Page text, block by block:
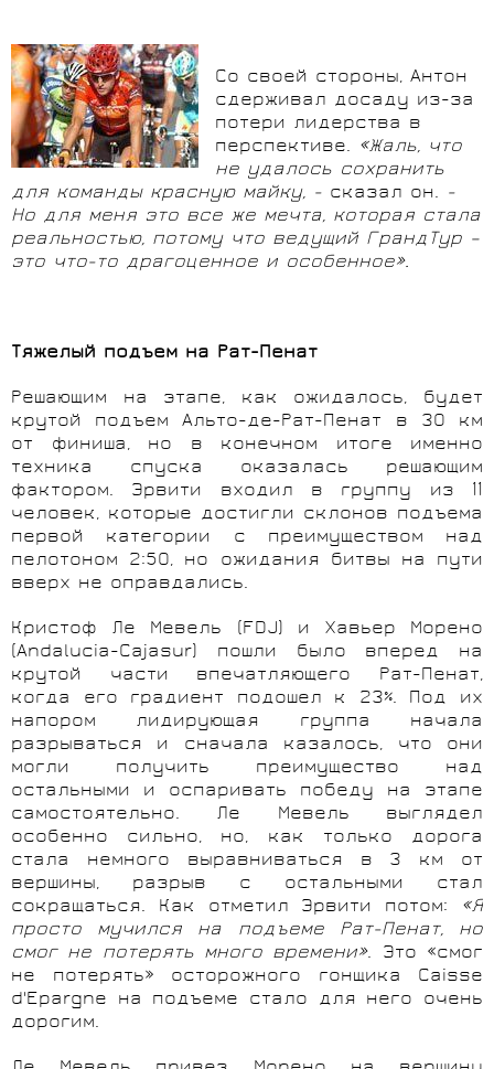
Со своей стороны, Антон
сдерживал досаду из-за
потери лидерства в
перспективе. «Жаль, что
не удалось сохранить
для команды красную майку, - сказал он. -
Но для меня это все же мечта, которая стала
реальностью, потому что ведущий ГрандТур –
это что-то драгоценное и особенное».
Тяжелый подъем на Рат-Пенат
Решающим на этапе, как ожидалось, будет
крутой подъем Альто-де-Рат-Пенат в 30 км
от финиша, но в конечном итоге именно
техника спуска оказалась решающим
фактором. Эрвити входил в группу из 11
человек, которые достигли склонов подъема
первой категории с преимуществом над
пелотоном 2:50, но ожидания битвы на пути
вверх не оправдались.
Кристоф Ле Мевель (FDJ) и Хавьер Морено
(Andalucia-Cajasur) пошли было вперед на
крутой части впечатляющего Рат-Пенат,
когда его градиент подошел к 23%. Под их
напором лидирующая группа начала
разрываться и сначала казалось, что они
могли получить преимущество над
остальными и оспаривать победу на этапе
самостоятельно. Ле Мевель выглядел
особенно сильно, но, как только дорога
стала немного выравниваться в 3 км от
вершины, разрыв с остальными стал
сокращаться. Как отметил Эрвити потом: «Я
просто мучился на подъеме Рат-Пенат, но
смог не потерять много времени». Это «смог
не потерять» осторожного гонщика Caisse
d'Epargne на подъеме стало для него очень
дорогим.